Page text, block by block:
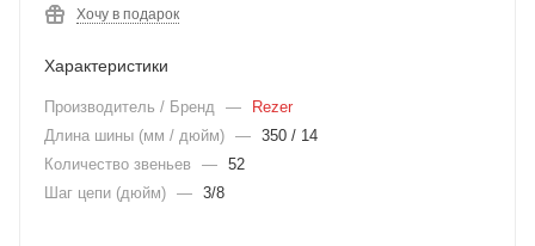
Хочу в подарок
Характеристики
Производитель / Бренд —
Rezer
Длина шины (мм / дюйм) — 350 / 14
Количество звеньев
— 52
Шаг цепи (дюйм) — 3/8